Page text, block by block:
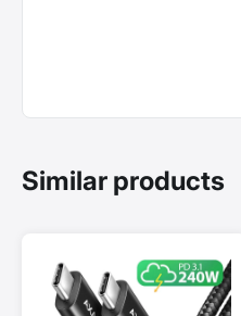
Similar products